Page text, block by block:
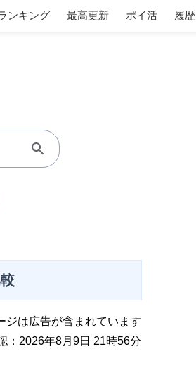
ンキング 最高更新 ポイ活 履歴
ジは広告が含まれています
：2026年8月9日 21時56分